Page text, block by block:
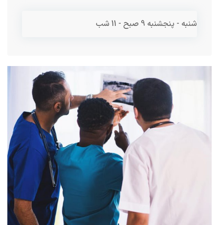
شنبه - پنجشنبه 9 صبح - 11 شب